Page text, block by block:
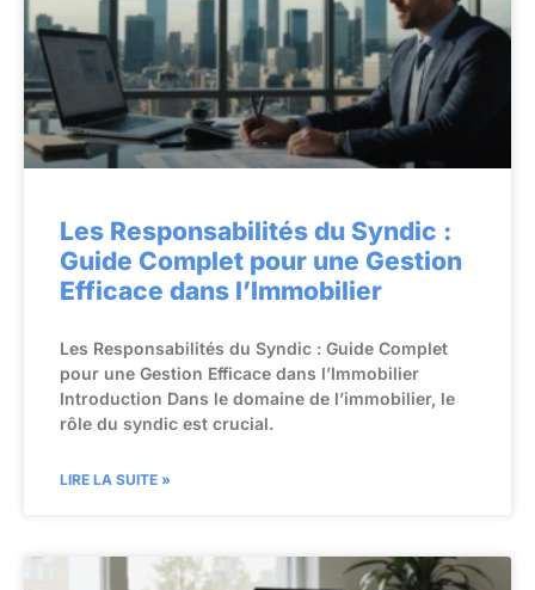
Les Responsabilités du Syndic :
Guide Complet pour une Gestion
Efficace dans l’Immobilier
Les Responsabilités du Syndic : Guide Complet
pour une Gestion Efficace dans l’Immobilier
Introduction Dans le domaine de l’immobilier, le
rôle du syndic est crucial.
LIRE LA SUITE »